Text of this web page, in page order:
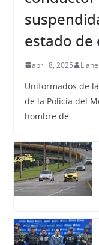
estado de
abril 8, 2025
Uniformados de
de la Policía del
hombre de